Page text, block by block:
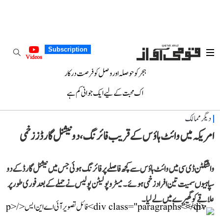
Subscription
Videos
ہجر کو حوصلہ اور وصل کو فرصت درکار
اک محبت کے لیے ایک جوانی کم ہے
دیگر ممالک
امریکہ میں وائٹ ہاؤس کے قریب فائرنگ، دو نیشنل گارڈز زخمی
واشنگٹن ڈی سی میں وائٹ ہاؤس سے کچھ فاصلے پر فائرنگ ہوئی جس میں نیشنل گارڈ کے دو
سپاہیوں سمیت تین افراد زخمی ہوئے۔ میٹروپولیٹن پولیس نے حملے کے بعد فوری طور پر
علاقے کو گھیرے میں لے لیا۔